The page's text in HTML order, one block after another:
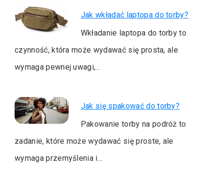
Jak wkładać laptopa do torby?
Wkładanie laptopa do torby to
czynność, która może wydawać się prosta, ale
wymaga pewnej uwagi,…
Jak się spakować do torby?
Pakowanie torby na podróż to
zadanie, które może wydawać się proste, ale
wymaga przemyślenia i…